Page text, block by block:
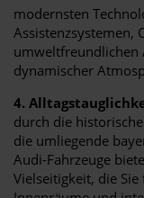
modernsten
Assistenzsystemen,
umweltfreundlichen
dynamischer
4.
durch die
die umliegende
Audi-Fahrzeuge
Vielseitigkeit, die